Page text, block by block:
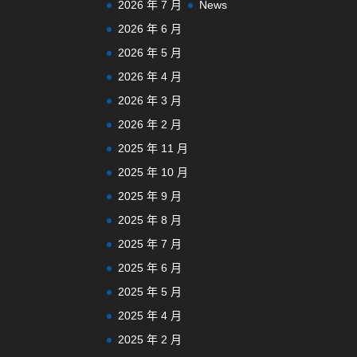
2026 年 7 月
2026 年 6 月
2026 年 5 月
2026 年 4 月
2026 年 3 月
2026 年 2 月
2025 年 11 月
2025 年 10 月
2025 年 9 月
2025 年 8 月
2025 年 7 月
2025 年 6 月
2025 年 5 月
2025 年 4 月
2025 年 2 月
News